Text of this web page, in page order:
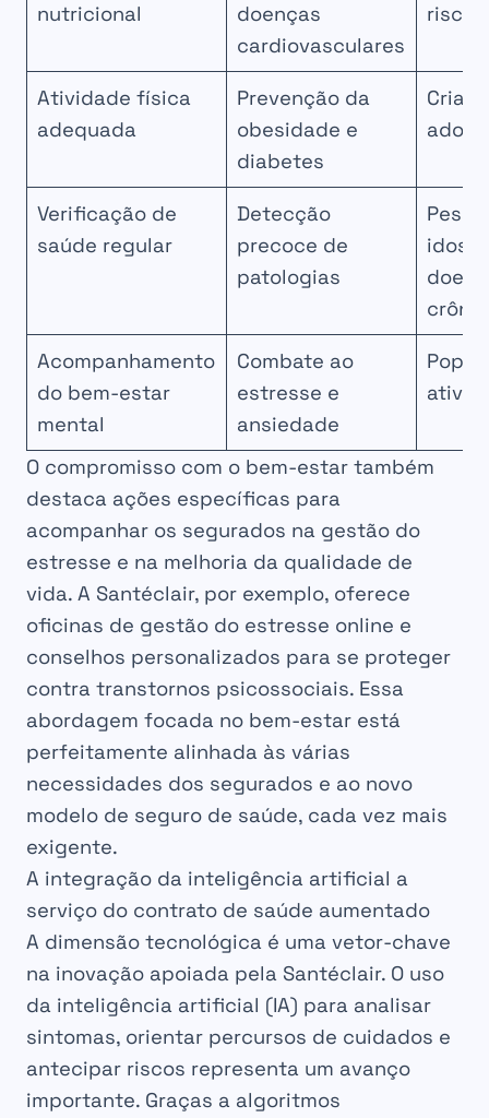
nutricional
doenças
cardiovasculares
risco
Atividade física
adequada
Prevenção da
obesidade e
diabetes
Verificação de
saúde regular
Detecção
precoce de
patologias
Acompanhamento
do bem-estar
mental
Combate ao
estresse e
ansiedade
ativa
O compromisso com o bem-estar também
destaca ações específicas para
acompanhar os segurados na gestão do
estresse e na melhoria da qualidade de
vida. A Santéclair, por exemplo, oferece
oficinas de gestão do estresse online e
conselhos personalizados para se proteger
contra transtornos psicossociais. Essa
abordagem focada no bem-estar está
perfeitamente alinhada às várias
necessidades dos segurados e ao novo
modelo de seguro de saúde, cada vez mais
exigente.
A integração da inteligência artificial a
serviço do contrato de saúde aumentado
A dimensão tecnológica é uma vetor-chave
na inovação apoiada pela Santéclair. O uso
da inteligência artificial (IA) para analisar
sintomas, orientar percursos de cuidados e
antecipar riscos representa um avanço
importante. Graças a algoritmos